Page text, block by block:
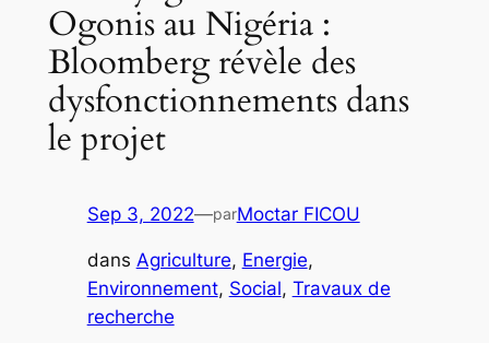
Ogonis au Nigéria :
Bloomberg révèle des
dysfonctionnements dans
le projet
Sep 3, 2022—parMoctar FICOU
dans Agriculture, Energie
Environnement, Social, Travaux de
recherche